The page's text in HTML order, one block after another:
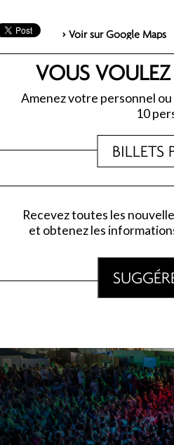
> Voir sur Google Maps
VOUS VOULEZ
Amenez votre personnel
10
BILLETS
Recevez toutes les
et obtenez les